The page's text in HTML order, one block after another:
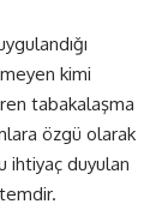
kimi
tabakalaşma
özgü olarak
ihtiyaç duyulan